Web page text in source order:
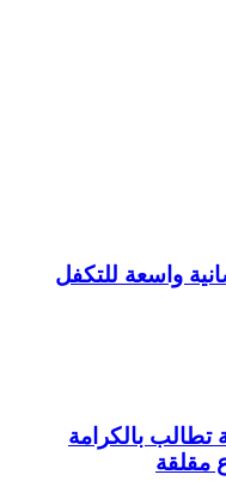
واسعة للتكفل
بالكرامة
مقلقة